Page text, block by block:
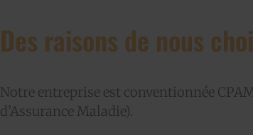
Des raisons de nous
Notre entreprise est conventionnée
d’Assurance Maladie).